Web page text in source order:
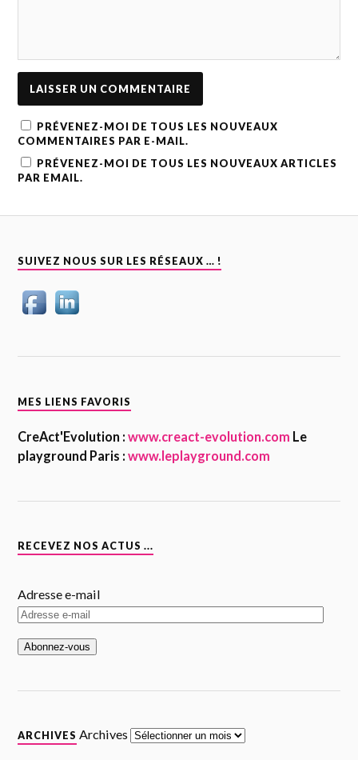
PRÉVENEZ-MOI DE TOUS LES NOUVEAUX
COMMENTAIRES PAR E-MAIL.
PRÉVENEZ-MOI DE TOUS LES NOUVEAUX ARTICLES
PAR EMAIL.
SUIVEZ NOUS SUR LES RÉSEAUX … !
MES LIENS FAVORIS
CreAct'Evolution : www.creact-evolution.com Le
playground Paris : www.leplayground.com
RECEVEZ NOS ACTUS ...
Adresse e-mail
ARCHIVES Archives